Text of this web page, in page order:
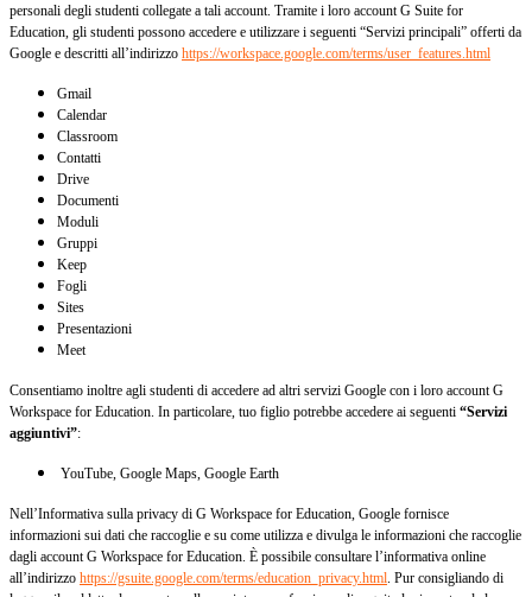
personali degli studenti collegate a tali account. Tramite i loro account G Suite for
Education, gli studenti possono accedere e utilizzare i seguenti “Servizi principali” offerti da
Google e descritti all’indirizzo https://workspace.google.com/terms/user_features.html
Gmail
Calendar
Classroom
Contatti
Drive
Documenti
Moduli
Gruppi
Keep
Fogli
Sites
Presentazioni
Meet
Consentiamo inoltre agli studenti di accedere ad altri servizi Google con i loro account G
Workspace for Education. In particolare, tuo figlio potrebbe accedere ai seguenti “Servizi
aggiuntivi”:
YouTube, Google Maps, Google Earth
Nell’Informativa sulla privacy di G Workspace for Education, Google fornisce
informazioni sui dati che raccoglie e su come utilizza e divulga le informazioni che raccoglie
dagli account G Workspace for Education. È possibile consultare l’informativa online
all’indirizzo https://gsuite.google.com/terms/education_privacy.html. Pur consigliando di